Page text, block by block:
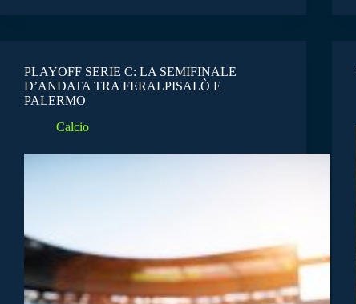
PLAYOFF SERIE C: LA SEMIFINALE
D’ANDATA TRA FERALPISALÒ E
PALERMO
Calcio